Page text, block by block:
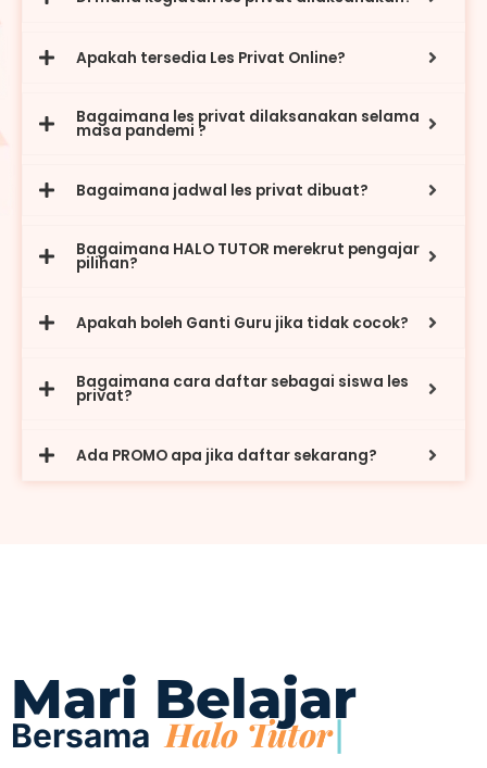
Apakah tersedia Les Privat Online?
Bagaimana les privat dilaksanakan selama
masa pandemi ?
Bagaimana jadwal les privat dibuat?
Bagaimana HALO TUTOR merekrut pengajar
pilihan?
Apakah boleh Ganti Guru jika tidak cocok?
Bagaimana cara daftar sebagai siswa les
privat?
Ada PROMO apa jika daftar sekarang?
Mari Belajar
Bersama Ha